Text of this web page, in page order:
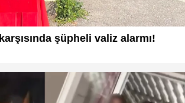
şüpheli valiz alarmı!